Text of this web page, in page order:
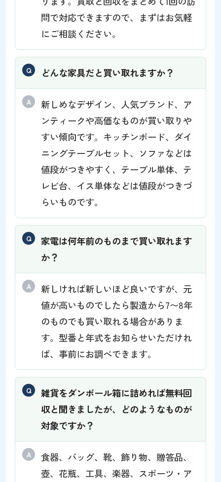
問で対応できますので、まずはお気軽
にご相談ください。
どんな家具だと買い取れますか？
新しめなデザイン、人気ブランド、ア
ンティークや高価なものが買い取りや
すい傾向です。キッチンボード、ダイ
ニングテーブルセット、ソファなどは
値段がつきやすく、テーブル単体、テ
レビ台、イス単体などは値段がつきづ
らいものです。
家電は何年前のものまで買い取れます
か？
新しければ新しいほど良いですが、元
値が高いものでしたら製造から7〜8年
のものでも買い取れる場合がありま
す。型番と年式をお知らせいただけれ
ば、事前にお調べできます。
雑貨をダンボール箱に詰めれば無料回
収と聞きましたが、どのようなものが
対象ですか？
食器、バッグ、靴、飾り物、贈答品、
壺、花瓶、工具、楽器、スポーツ・ア